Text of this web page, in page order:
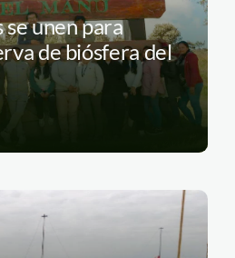
se unen para
de biósfera del